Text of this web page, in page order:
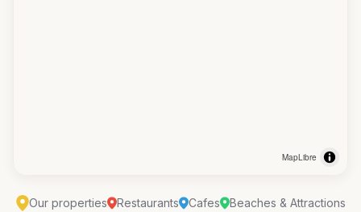
MapLibre
Our properties Restaurants Cafes Beaches & Attractions